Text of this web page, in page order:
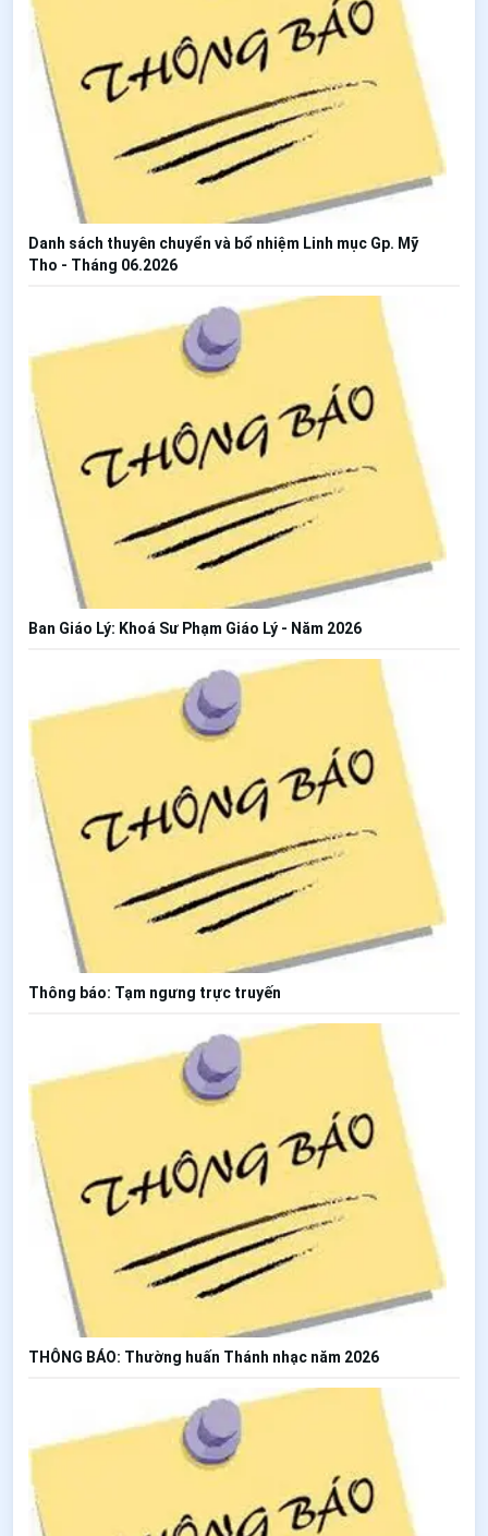
Danh sách thuyên chuyển và bổ nhiệm Linh mục Gp. Mỹ
Tho - Tháng 06.2026
Ban Giáo Lý: Khoá Sư Phạm Giáo Lý - Năm 2026
Thông báo: Tạm ngưng trực truyến
THÔNG BÁO: Thường huấn Thánh nhạc năm 2026